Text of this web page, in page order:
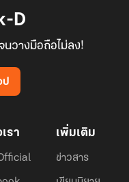
D
วางมือถือไม่ลง!
ป
รา เพิ่มเติม
ข่าวสาร